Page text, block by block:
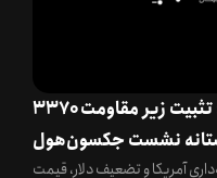
تحلیل تکنیکال و فاندامنتال طلا: تثبیت زیر مقاومت ۳۳۷۰
نشست جکسون‌هول